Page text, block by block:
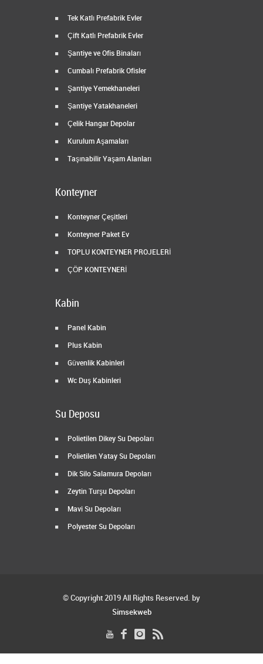
Tek Katlı Prefabrik Evler
Çift Katlı Prefabrik Evler
Şantiye ve Ofis Binaları
Cumbalı Prefabrik Ofisler
Şantiye Yemekhaneleri
Şantiye Yatakhaneleri
Çelik Hangar Depolar
Kurulum Aşamaları
Taşınabilir Yaşam Alanları
Konteyner
Konteyner Çeşitleri
Konteyner Paket Ev
TOPLU KONTEYNER PROJELERİ
ÇÖP KONTEYNERİ
Kabin
Panel Kabin
Plus Kabin
Güvenlik Kabinleri
Wc Duş Kabinleri
Su Deposu
Polietilen Dikey Su Depoları
Polietilen Yatay Su Depoları
Dik Silo Salamura Depoları
Zeytin Turşu Depoları
Mavi Su Depoları
Polyester Su Depoları
© Copyright 2019 All Rights Reserved. by
Simsekweb